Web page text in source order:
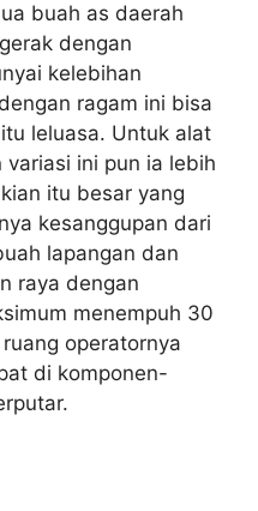
buah as daerah
dengan
kelebihan
ragam ini bisa
leluasa. Untuk alat
ini pun ia lebih
itu besar yang
kesanggupan dari
lapangan dan
raya dengan
menempuh 30
operatornya
di komponen-